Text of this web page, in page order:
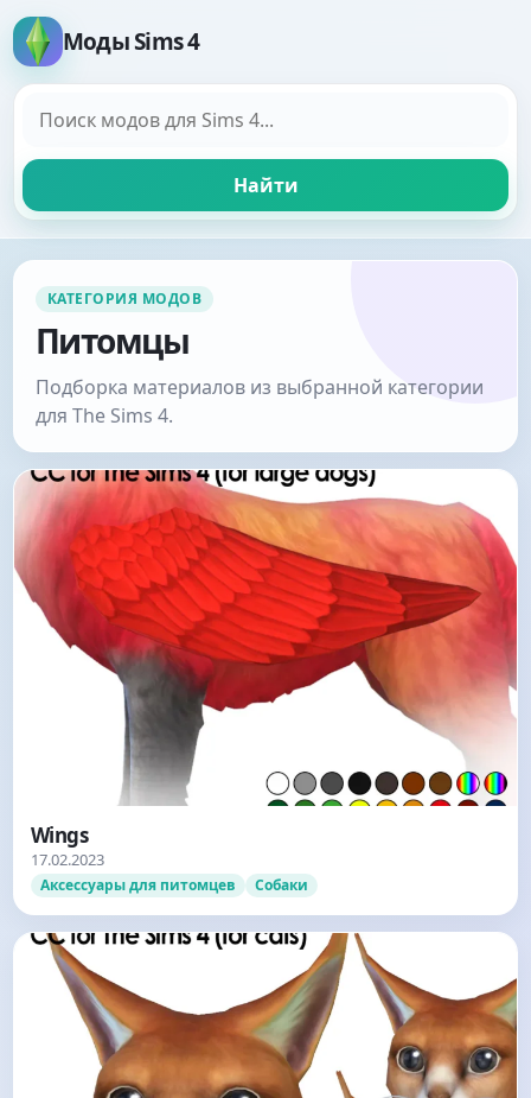
Моды Sims 4
Найти
КАТЕГОРИЯ МОДОВ
Питомцы
Подборка материалов из выбранной категории
для The Sims 4.
Wings
17.02.2023
Аксессуары для питомцев Собаки